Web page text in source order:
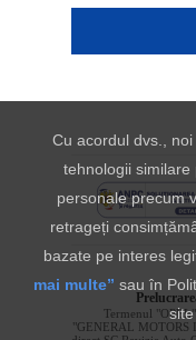
Termenul
"GENERAL MOTORS
Cu acordul dvs.,
tehnologii
personale precum
retrageți
bazate pe interes
mai multe” sau în